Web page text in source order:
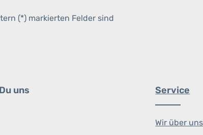
(*) markierten Felder sind
uns Service
Wir über uns